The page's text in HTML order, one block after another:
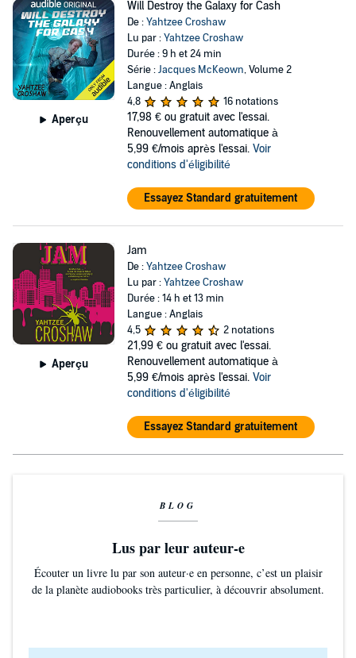
Aperçu
Will Destroy the Galaxy for Cash
De :Yahtzee Croshaw
Lu par :Yahtzee Croshaw
Durée : 9 h et 24 min
Série :Jacques McKeown, Volume 2
Langue : Anglais
4,8
16 notations
17,98 € ou gratuit avec l'essai.
Renouvellement automatique à
5,99 €/mois après l'essai. Voir
conditions d'éligibilité
Essayez Standard gratuitement
Aperçu
Jam
De :Yahtzee Croshaw
Lu par :Yahtzee Croshaw
Durée : 14 h et 13 min
Langue : Anglais
4,5
2 notations
21,99 € ou gratuit avec l'essai.
Renouvellement automatique à
5,99 €/mois après l'essai. Voir
conditions d'éligibilité
Essayez Standard gratuitement
BLOG
Lus par leur auteur-e
Écouter un livre lu par son auteur·e en personne, c’est un plaisir
de la planète audiobooks très particulier, à découvrir absolument.